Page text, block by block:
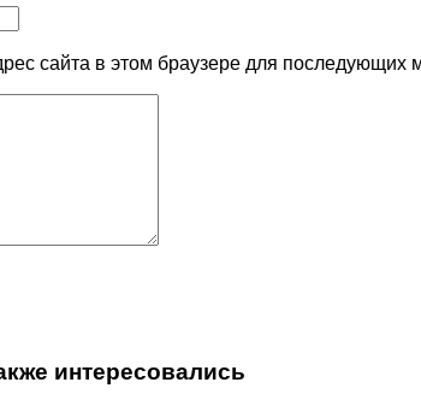
сайта в этом браузере для последующих
интересовались